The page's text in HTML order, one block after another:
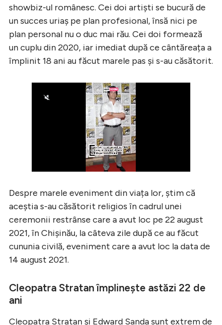
showbiz-ul românesc. Cei doi artiști se bucură de
un succes uriaș pe plan profesional, însă nici pe
plan personal nu o duc mai rău. Cei doi formează
un cuplu din 2020, iar imediat după ce cântăreața a
împlinit 18 ani au făcut marele pas și s-au căsătorit.
Despre marele eveniment din viața lor, știm că
aceștia s-au căsătorit religios în cadrul unei
ceremonii restrânse care a avut loc pe 22 august
2021, în Chișinău, la câteva zile după ce au făcut
cununia civilă, eveniment care a avut loc la data de
14 august 2021.
Cleopatra Stratan împlinește astăzi 22 de
ani
Cleopatra Stratan și Edward Sanda sunt extrem de